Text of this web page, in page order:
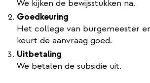
We kijken de bewijsstukken na.
Goedkeuring
Het college van burgemeester
keurt de aanvraag goed.
Uitbetaling
We betalen de subsidie uit.